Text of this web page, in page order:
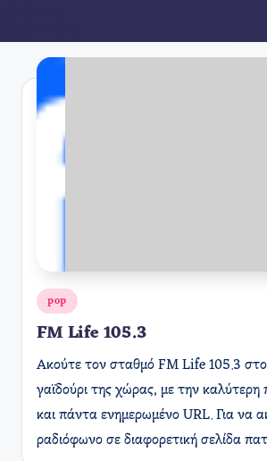
Αναρτήθηκε
σε
pop
FM Life 105.3
Ακούτε τον σταθμό FM Life 105.3
γαϊδούρι της χώρας, με την καλύτερη
και πάντα ενημερωμένο URL. Για να
ραδιόφωνο σε διαφορετική σελίδα